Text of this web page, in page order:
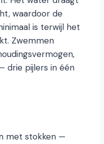
waardoor de
is terwijl het
Zwemmen
drie pijlers in één
met stokken —